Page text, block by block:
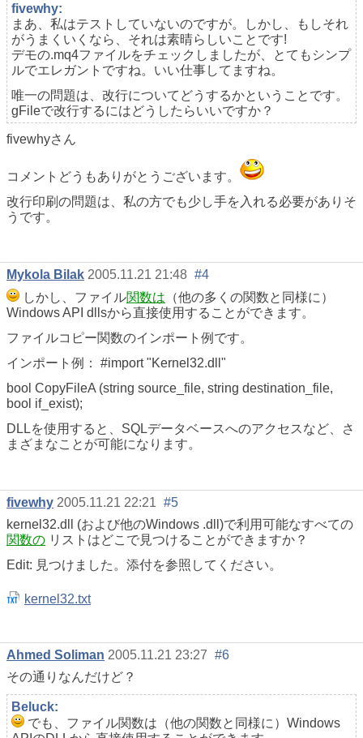
fivewhy:
まあ、私はテストしていないのですが。しかし、もしそれ
がうまくいくなら、それは素晴らしいことです!
デモの.mq4ファイルをチェックしましたが、とてもシンプ
ルでエレガントですね。いい仕事してますね。
唯一の問題は、改行についてどうするかということです。
gFileで改行するにはどうしたらいいですか？
fivewhyさん
コメントどうもありがとうございます。
改行印刷の問題は、私の方でも少し手を入れる必要がありそ
うです。
Mykola Bilak 2005.11.21 21:48 #4
しかし、ファイル関数は （他の多くの関数と同様に）
Windows API dllsから直接使用することができます。
ファイルコピー関数のインポート例です。
インポート例： #import "Kernel32.dll"
bool CopyFileA (string source_file, string destination_file,
bool if_exist);
DLLを使用すると、SQLデータベースへのアクセスなど、さ
まざまなことが可能になります。
fivewhy 2005.11.21 22:21 #5
kernel32.dll (および他のWindows .dll)で利用可能なすべての
関数の リストはどこで見つけることができますか？
Edit: 見つけました。添付を参照してください。
kernel32.txt
Ahmed Soliman 2005.11.21 23:27 #6
その通りなんだけど？
Beluck:
でも、ファイル関数は（他の関数と同様に）Windows